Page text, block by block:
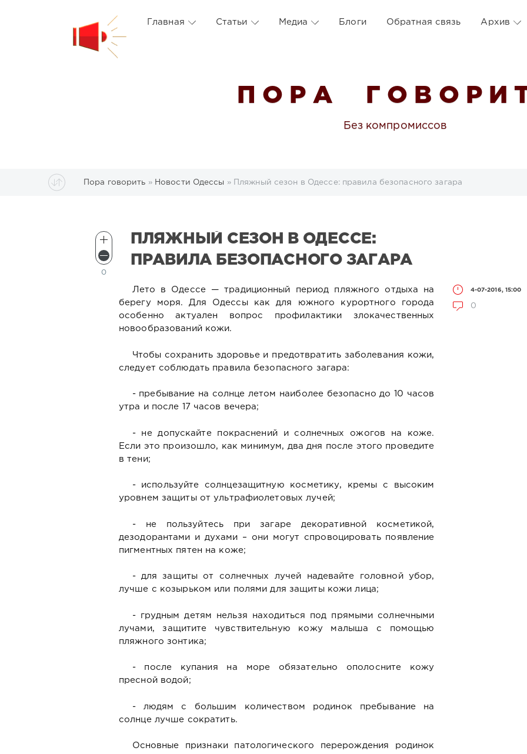
Главная Статьи Медиа Блоги Обратная связь Архив
П О Р А Г О В О Р И
Без компромиссов
Пора говорить » Новости Одессы » Пляжный сезон в Одессе: правила безопасного загара
ПЛЯЖНЫЙ СЕЗОН В ОДЕССЕ:
ПРАВИЛА БЕЗОПАСНОГО ЗАГАРА
4-07-2016, 15:00
0
0
Лето в Одессе — традиционный период пляжного отдыха на
берегу моря. Для Одессы как для южного курортного города
особенно актуален вопрос профилактики злокачественных
новообразований кожи.
Чтобы сохранить здоровье и предотвратить заболевания кожи,
следует соблюдать правила безопасного загара:
- пребывание на солнце летом наиболее безопасно до 10 часов
утра и после 17 часов вечера;
- не допускайте покраснений и солнечных ожогов на коже.
Если это произошло, как минимум, два дня после этого проведите
в тени;
- используйте солнцезащитную косметику, кремы с высоким
уровнем защиты от ультрафиолетовых лучей;
- не пользуйтесь при загаре декоративной косметикой,
дезодорантами и духами – они могут спровоцировать появление
пигментных пятен на коже;
- для защиты от солнечных лучей надевайте головной убор,
лучше с козырьком или полями для защиты кожи лица;
- грудным детям нельзя находиться под прямыми солнечными
лучами, защитите чувствительную кожу малыша с помощью
пляжного зонтика;
- после купания на море обязательно ополосните кожу
пресной водой;
- людям с большим количеством родинок пребывание на
солнце лучше сократить.
Основные признаки патологического перерождения родинок